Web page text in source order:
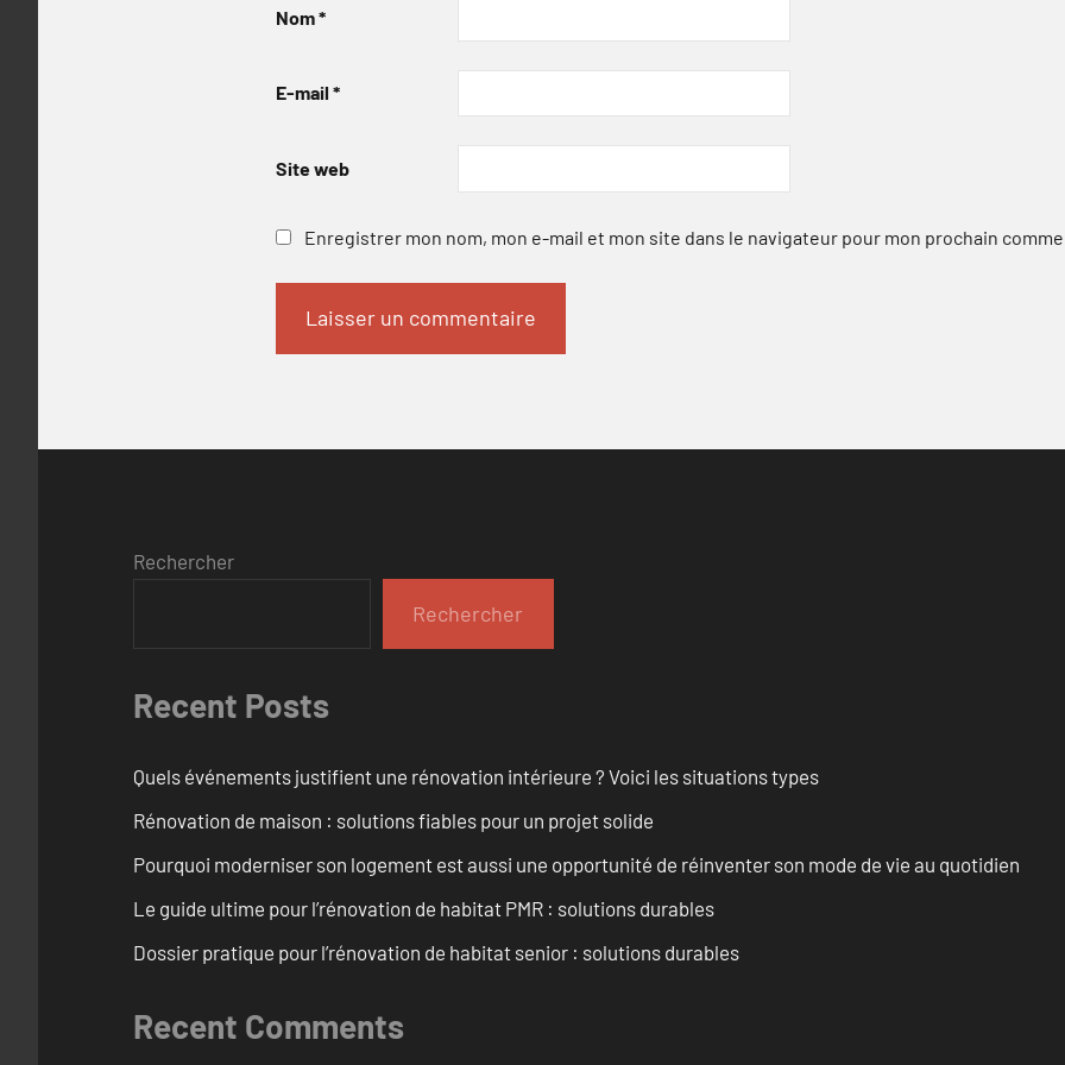
Nom*
E-mail *
Site web
Enregistrer mon nom, mon e-mail et mon site dans le navigateur pour mon prochain
Rechercher
Rechercher
Recent Posts
Quels événements justifient une rénovation intérieure ? Voici les situations types
Rénovation de maison : solutions fiables pour un projet solide
Pourquoi moderniser son logement est aussi une opportunité de réinventer son mode de vie au quotidien
Le guide ultime pour l’rénovation de habitat PMR : solutions durables
Dossier pratique pour l’rénovation de habitat senior : solutions durables
Recent Comments